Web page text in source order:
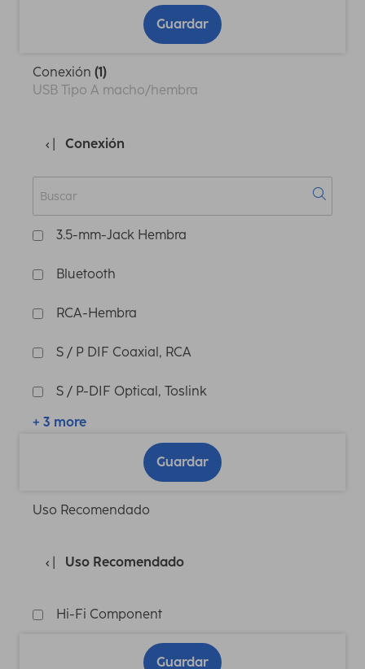
Guardar
Conexión (1)
USB Tipo A macho/hembra
Conexión
3.5-mm-Jack Hembra
Bluetooth
RCA-Hembra
S / P DIF Coaxial, RCA
S / P-DIF Optical, Toslink
+ 3 more
Guardar
Uso Recomendado
Uso Recomendado
Hi-Fi Component
Guardar